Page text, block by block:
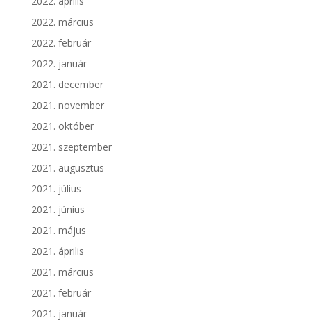
2022. március
2022. február
2022. január
2021. december
2021. november
2021. október
2021. szeptember
2021. augusztus
2021. július
2021. június
2021. május
2021. április
2021. március
2021. február
2021. január